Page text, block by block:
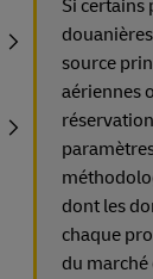
Si
source
aériennes
dont les
chaque
du marché